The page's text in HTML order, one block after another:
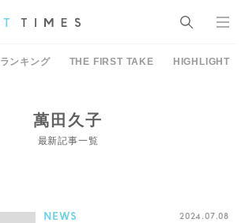
ランキング THE FIRST TAKE HIGHLIGHT
萬田久子
最新記事一覧
NEWS 2024.07.08